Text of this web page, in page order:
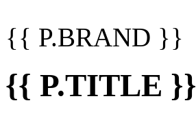
{{ P.BRAND }}
{{ P.TITLE }}